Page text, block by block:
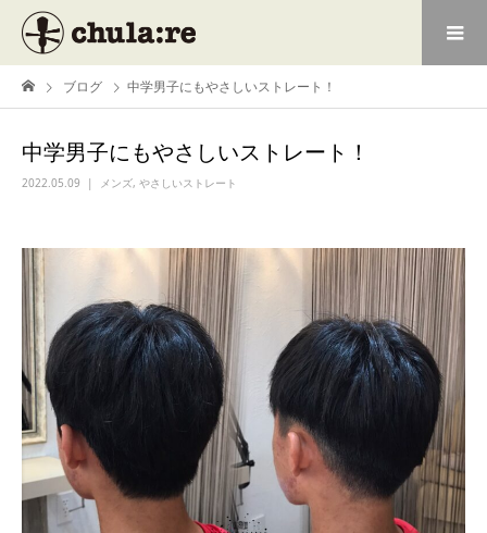
ブログ 中学男子にもやさしいストレート！
中学男子にもやさしいストレート！
2022.05.09 メンズ, やさしいストレート